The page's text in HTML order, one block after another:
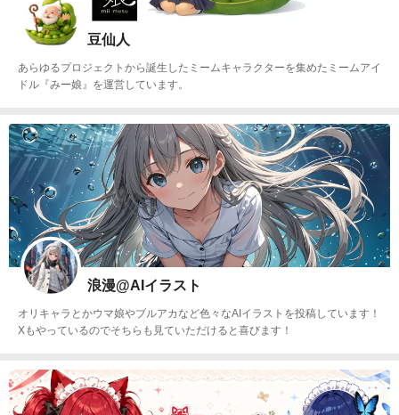
豆仙人
あらゆるプロジェクトから誕生したミームキャラクターを集めたミームアイ
ドル『みー娘』を運営しています。
浪漫@AIイラスト
オリキャラとかウマ娘やブルアカなど色々なAIイラストを投稿しています！
Xもやっているのでそちらも見ていただけると喜びます！